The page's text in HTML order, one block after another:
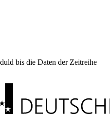
bis die Daten der Zeitreihe